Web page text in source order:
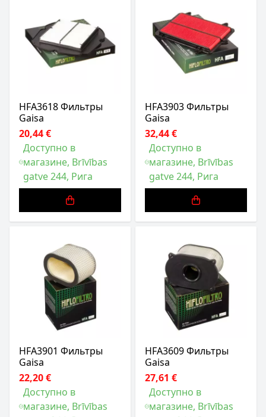
HFA3618 Фильтры
Gaisa
20,44 €
Доступно в
магазине, Brīvības
gatve 244, Рига
HFA3903 Фильтры
Gaisa
32,44 €
Доступно в
магазине, Brīvības
gatve 244, Рига
HFA3901 Фильтры
Gaisa
22,20 €
Доступно в
магазине, Brīvības
HFA3609 Фильтры
Gaisa
27,61 €
Доступно в
магазине, Brīvības